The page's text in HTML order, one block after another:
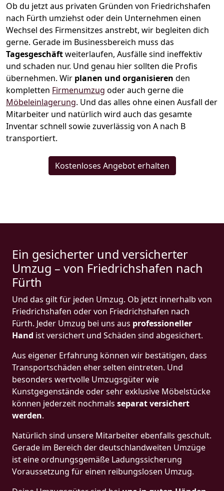
Ob du jetzt aus privaten Gründen von Friedrichshafen
nach Fürth umziehst oder dein Unternehmen einen
Wechsel des Firmensitzes anstrebt, wir begleiten dich
gerne. Gerade im Businessbereich muss das
Tagesgeschäftweiterlaufen, Ausfälle sind ineffektiv
und schaden nur. Und genau hier sollten die Profis
übernehmen. Wir planen und organisieren den
kompletten Firmenumzug oder auch gerne die
Möbeleinlagerung. Und das alles ohne einen Ausfall der
Mitarbeiter und natürlich wird auch das gesamte
Inventar schnell sowie zuverlässig von A nach B
transportiert.
Kostenloses Angebot erhalten
Ein gesicherter und versicherter
Umzug – von Friedrichshafen nach
Fürth
Und das gilt für jeden Umzug. Ob jetzt innerhalb von
Friedrichshafen oder von Friedrichshafen nach
Fürth. Jeder Umzug bei uns aus professioneller
Hand ist versichert und Schäden sind abgesichert.
Aus eigener Erfahrung können wir bestätigen, dass
Transportschäden eher selten eintreten. Und
besonders wertvolle Umzugsgüter wie
Kunstgegenstände oder sehr exklusive Möbelstücke
können jederzeit nochmals separat versichert
werden.
Natürlich sind unsere Mitarbeiter ebenfalls geschult.
Gerade im Bereich der deutschlandweiten Umzüge
ist eine ordnungsgemäße Ladungssicherung
Voraussetzung für einen reibungslosen Umzug.